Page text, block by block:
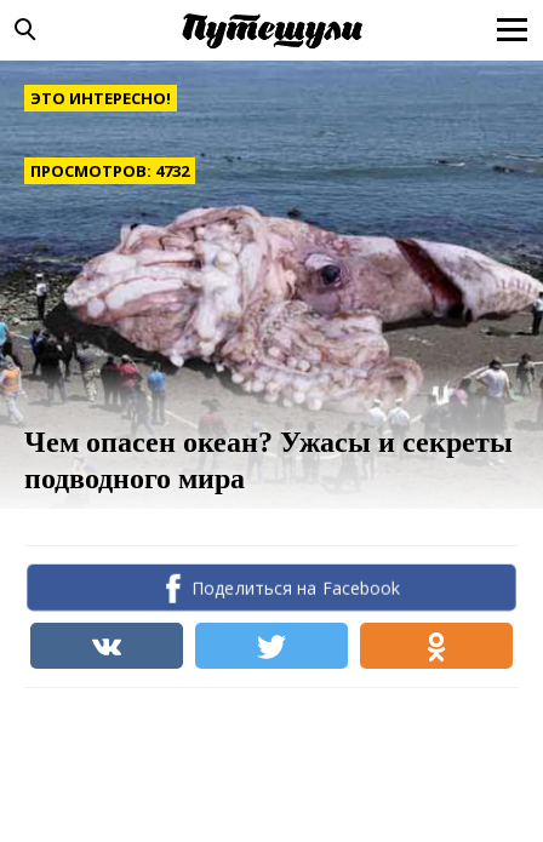
ЭТО ИНТЕРЕСНО!
ПРОСМОТРОВ: 4732
Чем опасен океан? Ужасы и секреты
подводного мира
Поделиться на Facebook